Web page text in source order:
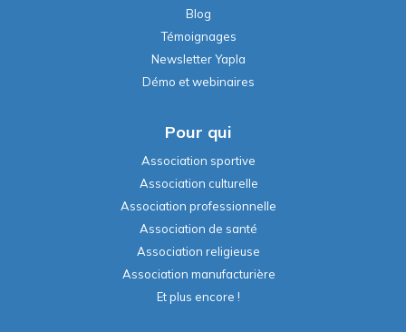
Blog
Témoignages
Newsletter Yapla
Démo et webinaires
Pour qui
Association sportive
Association culturelle
Association professionnelle
Association de santé
Association religieuse
Association manufacturière
Et plus encore !